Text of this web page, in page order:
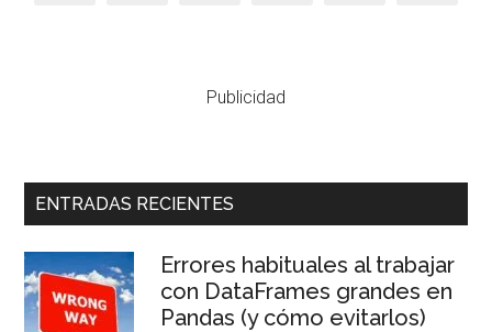
Publicidad
ENTRADAS RECIENTES
Errores habituales al trabajar
con DataFrames grandes en
Pandas (y cómo evitarlos)